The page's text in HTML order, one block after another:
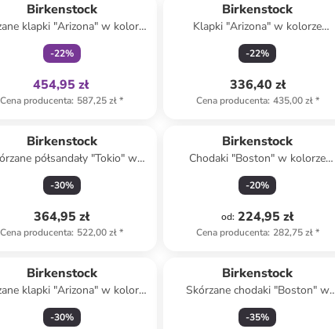
Birkenstock
klapki "Arizona" w kolorze
jasnoróżowym
-22%
454,95 zł
Cena producenta: 587,25 zł*
Birkenstock
Klapki "Arizona" w kolorze
kremowym
-22%
336,40 zł
Cena producenta: 435,00 zł*
Birkenstock
półsandały "Tokio" w
kolorze czarnym
-30%
364,95 zł
Cena producenta: 522,00 zł*
Birkenstock
Chodaki "Boston" w kolorze
kremowym
-20%
od: 224,95 zł
Cena producenta: 282,75 zł*
Birkenstock
klapki "Arizona" w kolorze
szarym
-30%
Birkenstock
Skórzane chodaki "Boston" w
kolorze szarobrązowym
-35%